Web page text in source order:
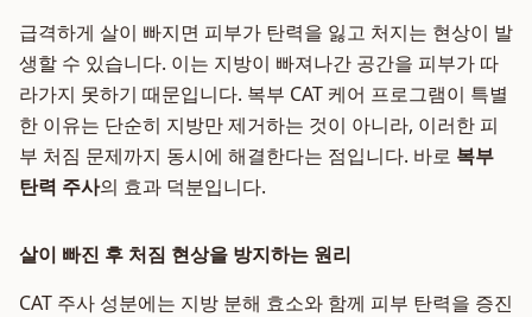
급격하게 살이 빠지면 피부가 탄력을 잃고 처지는 현상이 발
생할 수 있습니다. 이는 지방이 빠져나간 공간을 피부가 따
라가지 못하기 때문입니다. 복부 CAT 케어 프로그램이 특별
한 이유는 단순히 지방만 제거하는 것이 아니라, 이러한 피
부 처짐 문제까지 동시에 해결한다는 점입니다. 바로 복부
탄력 주사의 효과 덕분입니다.
살이 빠진 후 처짐 현상을 방지하는 원리
CAT 주사 성분에는 지방 분해 효소와 함께 피부 탄력을 증진